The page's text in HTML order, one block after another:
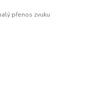
přenos zvuku